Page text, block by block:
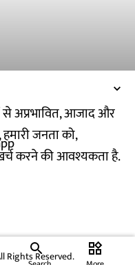
से अप्रभावित, आजाद और
जनता को,
करने की आवश्यकता है.
Rights Reserved. widgets